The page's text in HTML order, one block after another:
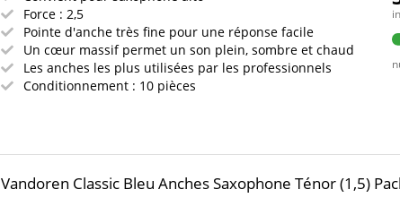
Force : 2,5
Pointe d'anche très fine pour une réponse facile
Un cœur massif permet un son plein, sombre et chaud
Les anches les plus utilisées par les professionnels
Conditionnement : 10 pièces
Vandoren Classic Bleu Anches Saxophone Ténor (1,5)